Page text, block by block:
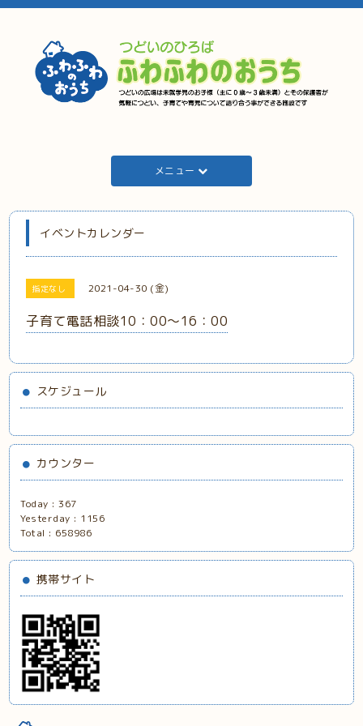
メニュー
イベントカレンダー
指定なし 2021-04-30 (金)
子育て電話相談10：00～16：00
スケジュール
カウンター
Today :367
Yesterday : 1156
Total : 658986
携帯サイト